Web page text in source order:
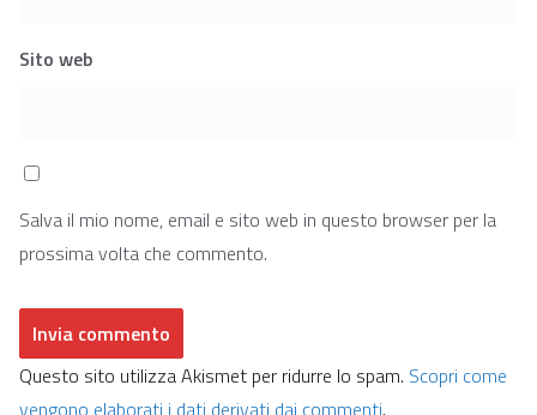
Sito web
Salva il mio nome, email e sito web in questo browser per la
prossima volta che commento.
Questo sito utilizza Akismet per ridurre lo spam. Scopri come
vengono elaborati i dati derivati dai commenti.